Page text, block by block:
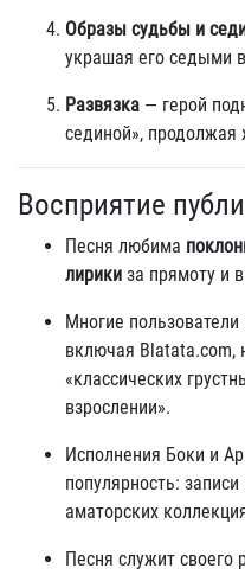
Образы судьбы и
украшая его седыми
Развязка — герой
сединой», продолжая
Восприятие
Песня любима
лирики за прямоту и
Многие
включая Blatata.com,
«классических
взрослении».
Исполнения Боки и
популярность:
аматорских
Песня служит своего